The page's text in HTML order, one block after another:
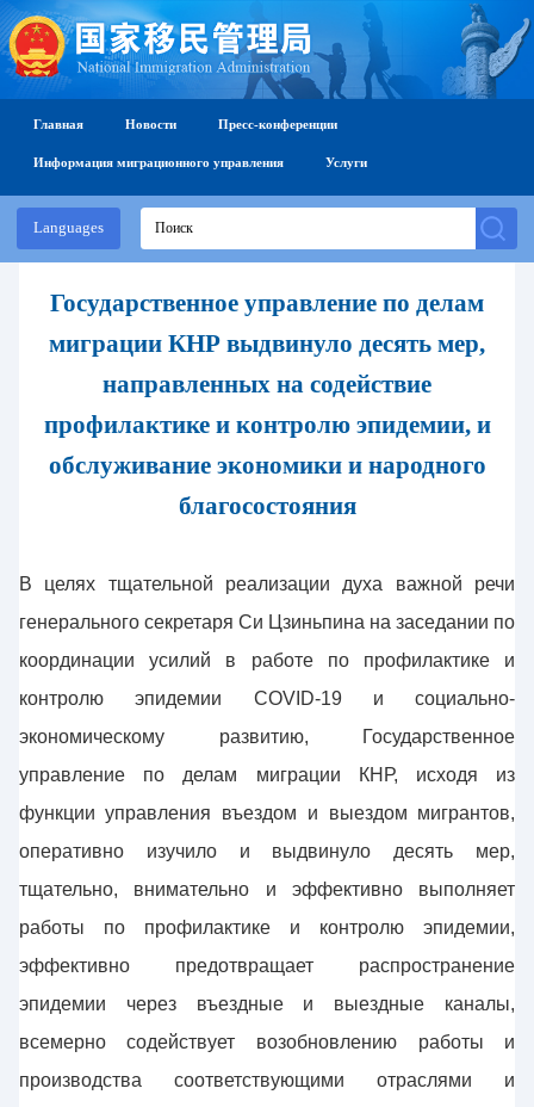
Languages
Главная Новости Пресс-конференции
Информация миграционного управления Услуги
Государственное управление по делам
миграции КНР выдвинуло десять мер,
направленных на содействие
профилактике и контролю эпидемии, и
обслуживание экономики и народного
благосостояния
В целях тщательной реализации духа важной речи
генерального секретаря Си Цзиньпина на заседании по
координации усилий в работе по профилактике и
контролю эпидемии COVID-19 и социально-
экономическому развитию, Государственное
управление по делам миграции КНР, исходя из
функции управления въездом и выездом мигрантов,
оперативно изучило и выдвинуло десять мер,
тщательно, внимательно и эффективно выполняет
работы по профилактике и контролю эпидемии,
эффективно предотвращает распространение
эпидемии через въездные и выездные каналы,
всемерно содействует возобновлению работы и
производства соответствующими отраслями и